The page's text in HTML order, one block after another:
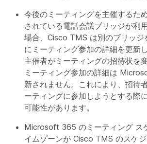
今後のミーティングを主催するた
されている電話会議ブリッジが利
場合、Cisco TMS は別のブリッジ
にミーティング参加の詳細を更新
主催者がミーティングの招待状を
ミーティング参加の詳細は
新されません。これにより、招待
ーティングに参加しようとする際
可能性があります。
Microsoft 365 のミーティング ス
イムゾーンが Cisco TMS のスケ